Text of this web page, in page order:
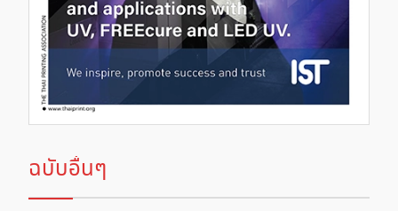
ฉบับอื่นๆ